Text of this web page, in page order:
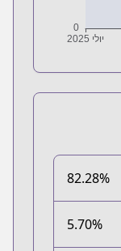
82.28%
5.70%